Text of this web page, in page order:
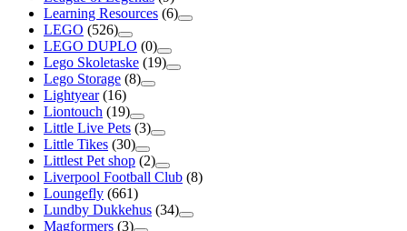
Learning Resources (6)
LEGO (526)
LEGO DUPLO (0)
Lego Skoletaske (19)
Lego Storage (8)
Lightyear (16)
Liontouch (19)
Little Live Pets (3)
Little Tikes (30)
Littlest Pet shop (2)
Liverpool Football Club (8)
Loungefly (661)
Lundby Dukkehus (34)
Magformers (3)